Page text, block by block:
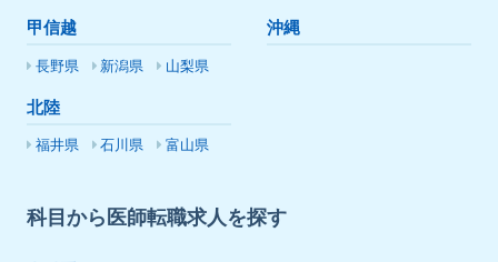
甲信越
長野県 新潟県 山梨県
北陸
福井県 石川県 富山県
沖縄
科目から医師転職求人を探す